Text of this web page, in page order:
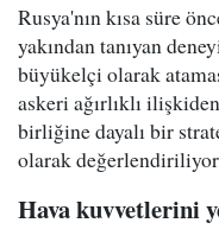
Rusya'nın kısa süre
yakından tanıyan
büyükelçi olarak
askeri ağırlıklı
birliğine dayalı bir
olarak
Hava kuvvetlerini